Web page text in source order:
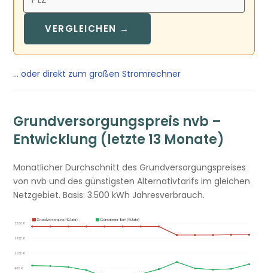
VERGLEICHEN →
… oder direkt zum großen Stromrechner
Grundversorgungspreis nvb –
Entwicklung (letzte 13 Monate)
Monatlicher Durchschnitt des Grundversorgungspreises
von nvb und des günstigsten Alternativtarifs im gleichen
Netzgebiet. Basis: 3.500 kWh Jahresverbrauch.